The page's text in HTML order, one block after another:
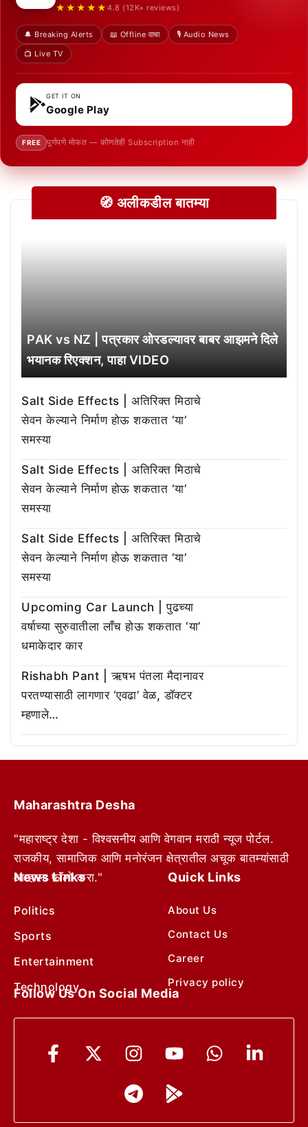
★★★★★ 4.8 (12K+ reviews)
🔔 Breaking Alerts 📖 Offline वाचा
🎙️ Audio News
📺 Live TV
GET IT ON
Google Play
FREE पूर्णपणे मोफत — कोणतेही Subscription नाही
🧭 अलीकडील बातम्या
PAK vs NZ | पत्रकार ओरडल्यावर बाबर आझमने दिले
भयानक रिएक्शन, पाहा VIDEO
Salt Side Effects | अतिरिक्त मिठाचे
सेवन केल्याने निर्माण होऊ शकतात ‘या’
समस्या
Salt Side Effects | अतिरिक्त मिठाचे
सेवन केल्याने निर्माण होऊ शकतात ‘या’
समस्या
Salt Side Effects | अतिरिक्त मिठाचे
सेवन केल्याने निर्माण होऊ शकतात ‘या’
समस्या
Upcoming Car Launch | पुढच्या
वर्षाच्या सुरुवातीला लाँच होऊ शकतात ‘या’
धमाकेदार कार
Rishabh Pant | ऋषभ पंतला मैदानावर
परतण्यासाठी लागणार ‘एवढा’ वेळ, डॉक्टर
म्हणाले…
Maharashtra Desha
"महाराष्ट्र देशा - विश्वसनीय आणि वेगवान मराठी न्यूज पोर्टल.
राजकीय, सामाजिक आणि मनोरंजन क्षेत्रातील अचूक बातम्यांसाठी
आम्हाला फॉलो करा."
News Links
Politics
Sports
Entertainment
Technology
Quick Links
About Us
Contact Us
Career
Privacy policy
Follow Us On Social Media